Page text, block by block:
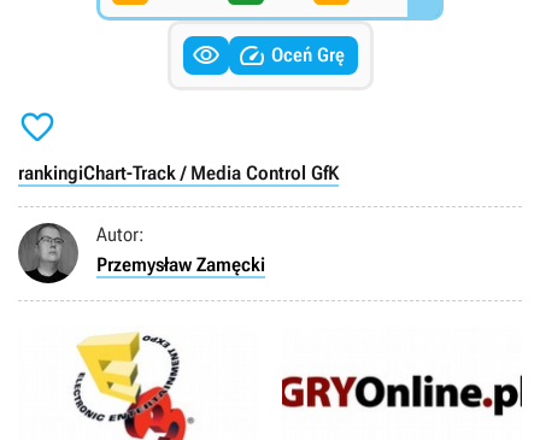
  Oceń Grę

rankingiChart-Track / Media Control GfK
Autor:
Przemysław Zamęcki